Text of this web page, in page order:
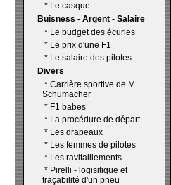
* Le casque
Buisness - Argent - Salaire
* Le budget des écuries
* Le prix d'une F1
* Le salaire des pilotes
Divers
* Carrière sportive de M.
Schumacher
* F1 babes
* La procédure de départ
* Les drapeaux
* Les femmes de pilotes
* Les ravitaillements
* Pirelli - logisitique et
traçabilité d'un pneu